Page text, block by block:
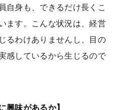
自身も、できるだけ長くこ
ます。こんな状況は、経営
るわけありませんし、目の
感しているから生じるので
興味があるか】